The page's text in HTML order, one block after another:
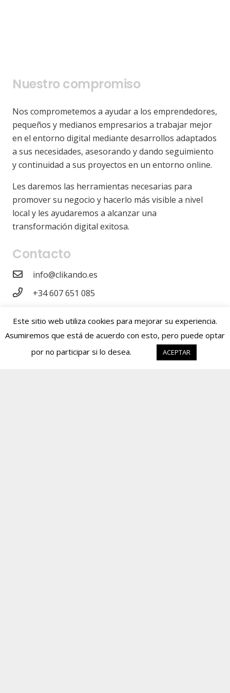
Nuestro compromiso
Nos comprometemos a ayudar a los emprendedores,
pequeños y medianos empresarios a trabajar mejor
en el entorno digital mediante desarrollos adaptados
a sus necesidades, asesorando y dando seguimiento
y continuidad a sus proyectos en un entorno online.
Les daremos las herramientas necesarias para
promover su negocio y hacerlo más visible a nivel
local y les ayudaremos a alcanzar una
transformación digital exitosa.
Contacto
info@clikando.es
+34 607 651 085
Alalpardo. 28130. Comunidad de Madrid.
Este sitio web utiliza cookies para mejorar su experiencia.
Asumiremos que está de acuerdo con esto, pero puede optar
por no participar si lo desea.
ACEPTAR